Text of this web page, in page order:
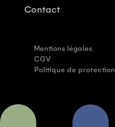
Contact
Mentions légales
CGV
Politique de